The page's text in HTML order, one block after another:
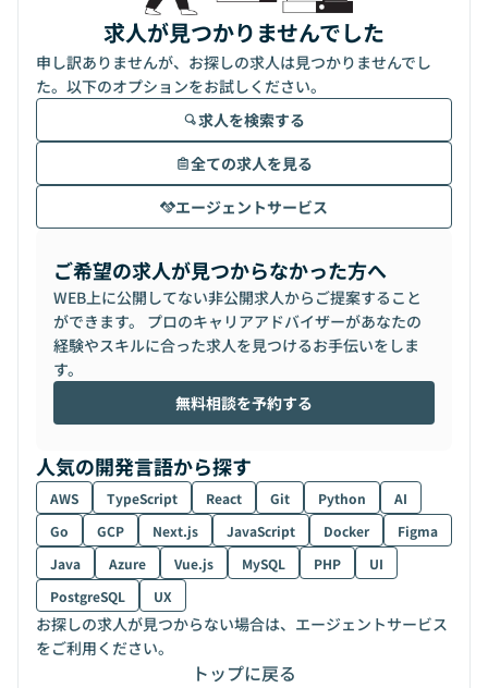
求人が見つかりませんでした
申し訳ありませんが、お探しの求人は見つかりませんでし
た。以下のオプションをお試しください。
求人を検索する
全ての求人を見る
エージェントサービス
ご希望の求人が見つからなかった方へ
WEB上に公開してない非公開求人からご提案すること
ができます。 プロのキャリアアドバイザーがあなたの
経験やスキルに合った求人を見つけるお手伝いをしま
す。
無料相談を予約する
人気の開発言語から探す
AWS TypeScript React Git Python
AI
Go
GCP Next.js JavaScript Docker
Figma
Java
Azure Vue.js MySQL PHP
UI
PostgreSQL
UX
お探しの求人が見つからない場合は、エージェントサービス
をご利用ください。
トップに戻る